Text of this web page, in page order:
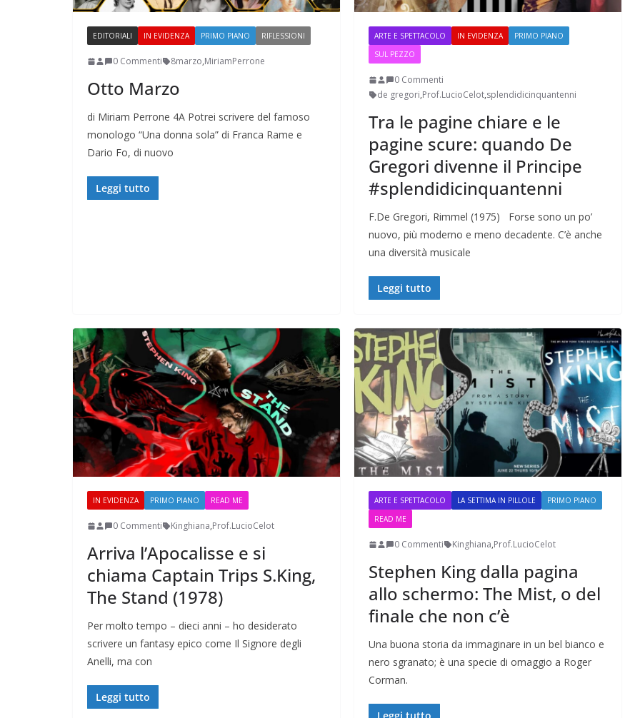
EDITORIALI IN EVIDENZA PRIMO PIANO RIFLESSIONI
0 Commenti 8marzo,MiriamPerrone
Otto Marzo
di Miriam Perrone 4A Potrei scrivere del famoso
monologo “Una donna sola” di Franca Rame e
Dario Fo, di nuovo
Leggi tutto
ARTE E SPETTACOLO IN EVIDENZA
PRIMO PIANO
SUL PEZZO
0 Commenti
de gregori,Prof.LucioCelot,splendidicinquantenni
Tra le pagine chiare e le
pagine scure: quando De
Gregori divenne il Principe
#splendidicinquantenni
F.De Gregori, Rimmel (1975) Forse sono un po’
nuovo, più moderno e meno decadente. C’è anche
una diversità musicale
Leggi tutto
IN EVIDENZA PRIMO PIANO READ ME
0 Commenti Kinghiana,Prof.LucioCelot
Arriva l’Apocalisse e si
chiama Captain Trips S.King,
The Stand (1978)
Per molto tempo – dieci anni – ho desiderato
scrivere un fantasy epico come Il Signore degli
Anelli, ma con
Leggi tutto
ARTE E SPETTACOLO LA SETTIMA IN PILLOLE
PRIMO PIANO
READ ME
0 Commenti Kinghiana,Prof.LucioCelot
Stephen King dalla pagina
allo schermo: The Mist, o del
finale che non c’è
Una buona storia da immaginare in un bel bianco e
nero sgranato; è una specie di omaggio a Roger
Corman.
straordinarietà
ApocalypseVietnam #7: Storia di una foto: “Rough
Justice on a Saigon Street”